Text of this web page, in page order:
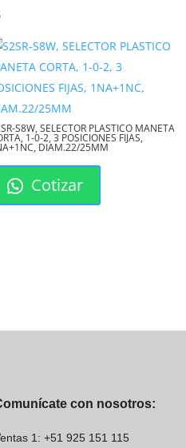
S8W, SELECTOR PLASTICO MANETA
1-0-2, 3 POSICIONES FIJAS,
DIAM.22/25MM
Cotizar
con nosotros:
1: +51 925 151 115